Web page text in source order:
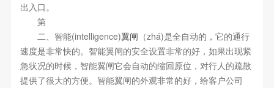
出入口。
第
二、智能(intelligence)翼闸 （zhá)是全自动的，它的通行
速度是非常快的。智能翼闸的安全设置非常的好，如果出现紧
急状况的时候，智能翼闸它会自动的缩回原位，对行人的疏散
提供了很大的方便。智能翼闸的外观非常的好，给客户公司